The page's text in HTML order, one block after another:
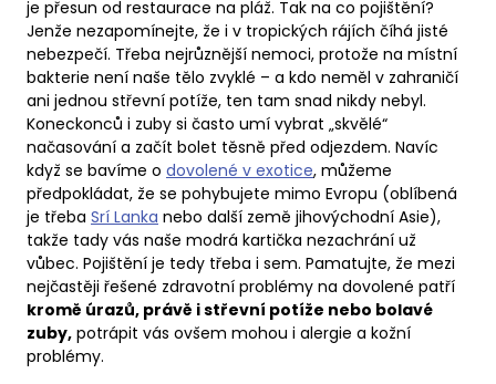
je přesun od restaurace na pláž. Tak na co pojištění?
Jenže nezapomínejte, že i v tropických rájích číhá jisté
nebezpečí. Třeba nejrůznější nemoci, protože na místní
bakterie není naše tělo zvyklé – a kdo neměl v zahraničí
ani jednou střevní potíže, ten tam snad nikdy nebyl.
Koneckonců i zuby si často umí vybrat „skvělé“
načasování a začít bolet těsně před odjezdem. Navíc
když se bavíme o dovolené v exotice, můžeme
předpokládat, že se pohybujete mimo Evropu (oblíbená
je třeba Srí Lanka nebo další země jihovýchodní Asie),
takže tady vás naše modrá kartička nezachrání už
vůbec. Pojištění je tedy třeba i sem. Pamatujte, že mezi
nejčastěji řešené zdravotní problémy na dovolené patří
kromě úrazů, právě i střevní potíže nebo bolavé
zuby, potrápit vás ovšem mohou i alergie a kožní
problémy.